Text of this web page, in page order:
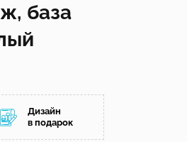
база
Дизайн
в подарок